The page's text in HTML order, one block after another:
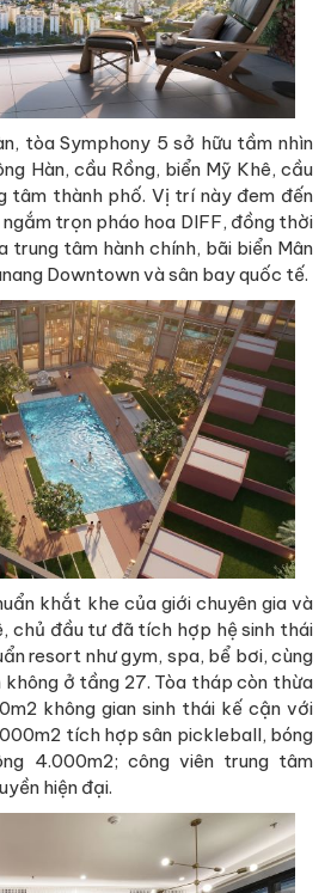
tòa Symphony 5 sở hữu tầm nhìn
Hàn, cầu Rồng, biển Mỹ Khê, cầu
tâm thành phố. Vị trí này đem đến
trọn pháo hoa DIFF, đồng thời
trung tâm hành chính, bãi biển Mân
Downtown và sân bay quốc tế.
khắt khe của giới chuyên gia và
chủ đầu tư đã tích hợp hệ sinh thái
resort như gym, spa, bể bơi, cùng
không ở tầng 27. Tòa tháp còn thừa
không gian sinh thái kế cận với
tích hợp sân pickleball, bóng
4.000m2; công viên trung tâm
hiện đại.